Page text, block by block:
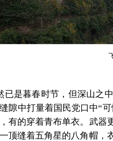
已是暮春时节，但深山之
隙中打量着国民党口中“
有的穿着青布单衣。武
顶缝着五角星的八角帽